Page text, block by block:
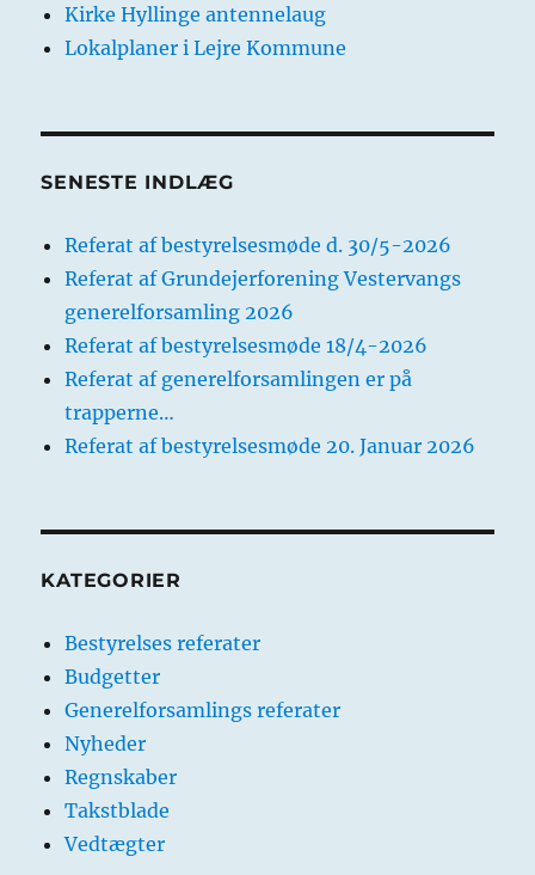
Kirke Hyllinge antennelaug
Lokalplaner i Lejre Kommune
SENESTE INDLÆG
Referat af bestyrelsesmøde d. 30/5-2026
Referat af Grundejerforening Vestervangs
generelforsamling 2026
Referat af bestyrelsesmøde 18/4-2026
Referat af generelforsamlingen er på
trapperne…
Referat af bestyrelsesmøde 20. Januar 2026
KATEGORIER
Bestyrelses referater
Budgetter
Generelforsamlings referater
Nyheder
Regnskaber
Takstblade
Vedtægter